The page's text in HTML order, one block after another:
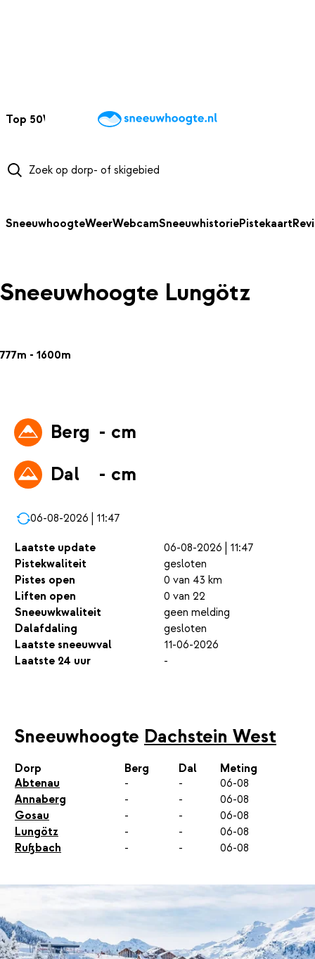
Top 50Webcams WintersportweerKaarten
SneeuwhoogteWeerWebcamSneeuwhistoriePistekaart
Sneeuwhoogte Lungötz
777m - 1600m
Berg - cm
Dal
- cm
06-08-2026 | 11:47
Laatste update
06-08-2026 | 11:47
Pistekwaliteit
gesloten
Pistes open
0 van 43 km
Liften open
0 van 22
Sneeuwkwaliteit
geen melding
Dalafdaling
gesloten
Laatste sneeuwval
11-06-2026
Laatste 24 uur
-
Sneeuwhoogte Dachstein West
Dorp Berg Dal
Meting
Abtenau
- -
06-08
Annaberg
- -
06-08
Gosau
- -
06-08
Lungötz
- -
06-08
Rußbach
- - 06-08